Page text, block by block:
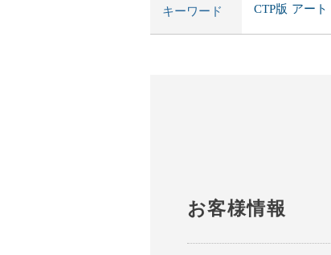
キーワード CTP版 アート
お客様情報